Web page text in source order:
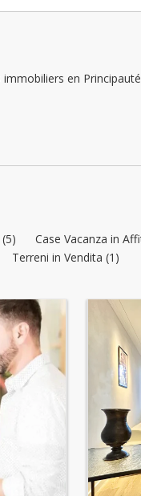
en
Case Vacanza in
Terreni in Vendita (1)